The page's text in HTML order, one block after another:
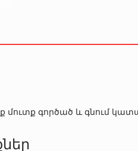
մուտք գործած և գնում